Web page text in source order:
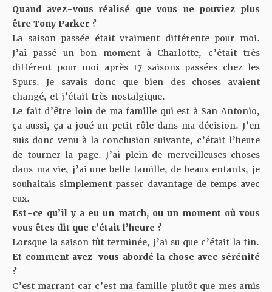
Quand avez-vous réalisé que vous ne pouviez plus
être Tony Parker ?
La saison passée était vraiment différente pour moi.
J’ai passé un bon moment à Charlotte, c’était très
différent pour moi après 17 saisons passées chez les
Spurs. Je savais donc que bien des choses avaient
changé, et j’était très nostalgique.
Le fait d’être loin de ma famille qui est à San Antonio,
ça aussi, ça a joué un petit rôle dans ma décision. J’en
suis donc venu à la conclusion suivante, c’était l’heure
de tourner la page. J’ai plein de merveilleuses choses
dans ma vie, j’ai une belle famille, de beaux enfants, je
souhaitais simplement passer davantage de temps avec
eux.
Est-ce qu’il y a eu un match, ou un moment où vous
vous êtes dit que c’était l’heure ?
Lorsque la saison fût terminée, j’ai su que c’était la fin.
Et comment avez-vous abordé la chose avec sérénité
?
C’est marrant car c’est ma famille plutôt que mes amis